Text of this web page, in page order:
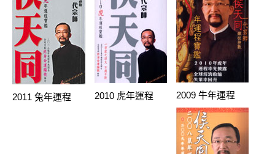
2011 兔年運程 2010 虎年運程 2009 牛年運程